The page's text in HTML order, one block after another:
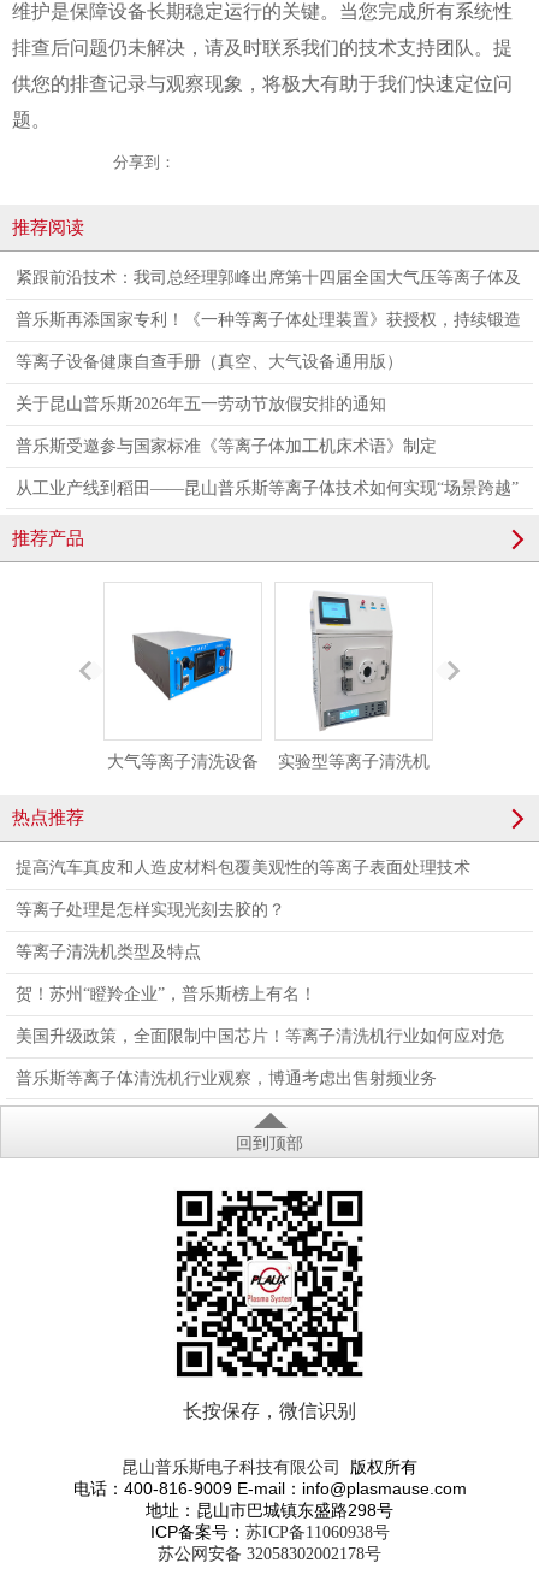
维护是保障设备长期稳定运行的关键。当您完成所有系统性
排查后问题仍未解决，请及时联系我们的技术支持团队。提
供您的排查记录与观察现象，将极大有助于我们快速定位问
题。
分享到：
推荐阅读
紧跟前沿技术：我司总经理郭峰出席第十四届全国大气压等离子体及
其应用技术研讨会
普乐斯再添国家专利！《一种等离子体处理装置》获授权，持续锻造
核心技术护城河
等离子设备健康自查手册（真空、大气设备通用版）
关于昆山普乐斯2026年五一劳动节放假安排的通知
普乐斯受邀参与国家标准《等离子体加工机床术语》制定
从工业产线到稻田——昆山普乐斯等离子体技术如何实现“场景跨越”
推荐产品
大气等离子清洗设备 实验型等离子清洗机
机 PLAUX-
热点推荐
提高汽车真皮和人造皮材料包覆美观性的等离子表面处理技术
等离子处理是怎样实现光刻去胶的？
等离子清洗机类型及特点
贺！苏州“瞪羚企业”，普乐斯榜上有名！
美国升级政策，全面限制中国芯片！等离子清洗机行业如何应对危
机？
普乐斯等离子体清洗机行业观察，博通考虑出售射频业务
回到顶部
长按保存，微信识别
昆山普乐斯电子科技有限公司
版权所有
电话：400-816-9009 E-mail：info@plasmause.com
地址：昆山市巴城镇东盛路298号
ICP备案号： 苏ICP备11060938号
苏公网安备 32058302002178号